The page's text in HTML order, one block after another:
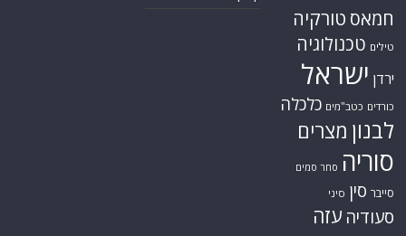
חמאס טורקיה
טילים טכנולוגיה
ירדן ישראל
כורדים כטב"מים כלכלה
לבנון מצרים
סוריה סחר סמים
סייבר סין סיני
סעודיה עזה